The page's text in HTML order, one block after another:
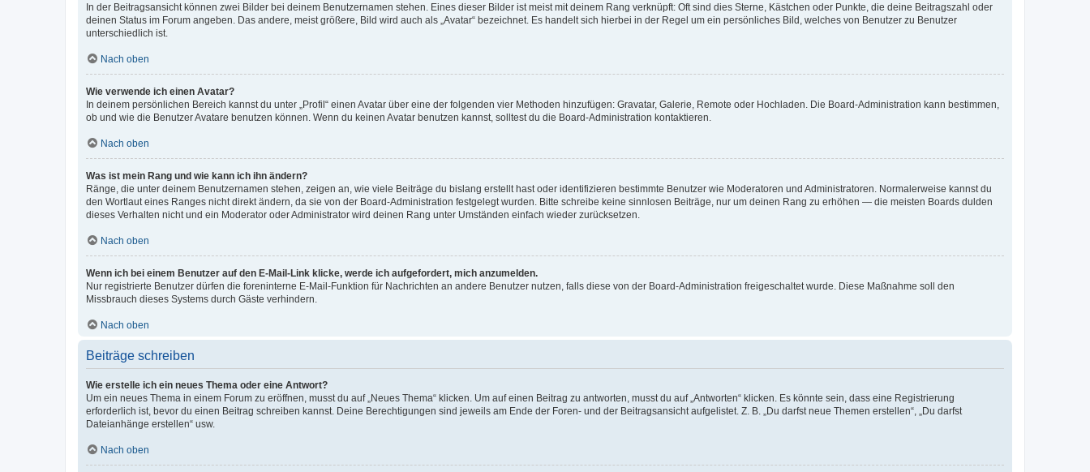
In der Beitragsansicht können zwei Bilder bei deinem Benutzernamen stehen. Eines dieser Bilder ist meist mit deinem Rang verknüpft: Oft sind dies Sterne, Kästchen oder Punkte, die deine Beitragszahl oder
deinen Status im Forum angeben. Das andere, meist größere, Bild wird auch als „Avatar“ bezeichnet. Es handelt sich hierbei in der Regel um ein persönliches Bild, welches von Benutzer zu Benutzer
unterschiedlich ist.
Nach oben
Wie verwende ich einen Avatar?
In deinem persönlichen Bereich kannst du unter „Profil“ einen Avatar über eine der folgenden vier Methoden hinzufügen: Gravatar, Galerie, Remote oder Hochladen. Die Board-Administration kann bestimmen,
ob und wie die Benutzer Avatare benutzen können. Wenn du keinen Avatar benutzen kannst, solltest du die Board-Administration kontaktieren.
Nach oben
Was ist mein Rang und wie kann ich ihn ändern?
Ränge, die unter deinem Benutzernamen stehen, zeigen an, wie viele Beiträge du bislang erstellt hast oder identifizieren bestimmte Benutzer wie Moderatoren und Administratoren. Normalerweise kannst du
den Wortlaut eines Ranges nicht direkt ändern, da sie von der Board-Administration festgelegt wurden. Bitte schreibe keine sinnlosen Beiträge, nur um deinen Rang zu erhöhen — die meisten Boards dulden
dieses Verhalten nicht und ein Moderator oder Administrator wird deinen Rang unter Umständen einfach wieder zurücksetzen.
Nach oben
Wenn ich bei einem Benutzer auf den E-Mail-Link klicke, werde ich aufgefordert, mich anzumelden.
Nur registrierte Benutzer dürfen die foreninterne E-Mail-Funktion für Nachrichten an andere Benutzer nutzen, falls diese von der Board-Administration freigeschaltet wurde. Diese Maßnahme soll den
Missbrauch dieses Systems durch Gäste verhindern.
Nach oben
Beiträge schreiben
Wie erstelle ich ein neues Thema oder eine Antwort?
Um ein neues Thema in einem Forum zu eröffnen, musst du auf „Neues Thema“ klicken. Um auf einen Beitrag zu antworten, musst du auf „Antworten“ klicken. Es könnte sein, dass eine Registrierung
erforderlich ist, bevor du einen Beitrag schreiben kannst. Deine Berechtigungen sind jeweils am Ende der Foren- und der Beitragsansicht aufgelistet. Z. B. „Du darfst neue Themen erstellen“, „Du darfst
Dateianhänge erstellen“ usw.
Nach oben